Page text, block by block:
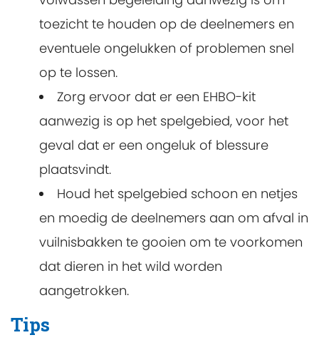
toezicht te houden op de deelnemers en
eventuele ongelukken of problemen snel
op te lossen.
Zorg ervoor dat er een EHBO-kit
aanwezig is op het spelgebied, voor het
geval dat er een ongeluk of blessure
plaatsvindt.
Houd het spelgebied schoon en netjes
en moedig de deelnemers aan om afval in
vuilnisbakken te gooien om te voorkomen
dat dieren in het wild worden
aangetrokken.
Tips